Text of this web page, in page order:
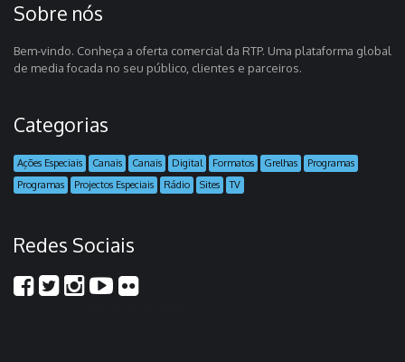
Sobre nós
Bem-vindo. Conheça a oferta comercial da RTP. Uma plataforma global
de media focada no seu público, clientes e parceiros.
Categorias
Ações Especiais Canais Canais Digital Formatos Grelhas
Programas
Programas
Projectos Especiais Rádio Sites TV
Redes Sociais